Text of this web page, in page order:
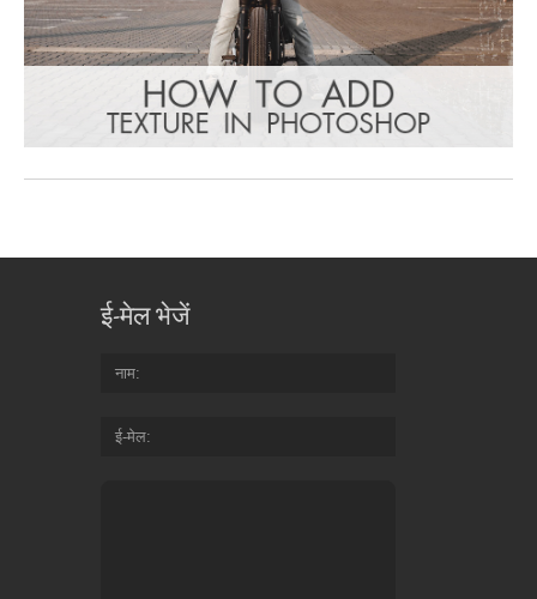
ई-मेल भेजें
नाम
ई-मेल